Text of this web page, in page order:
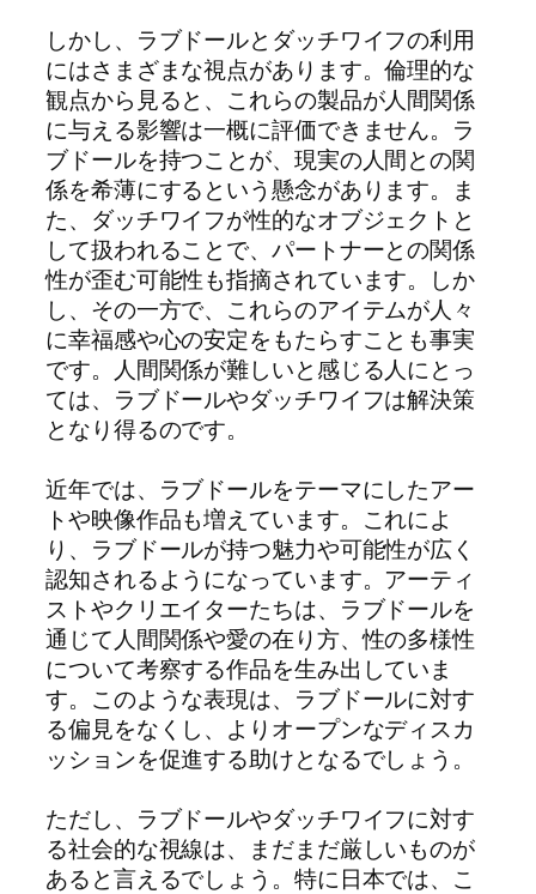
しかし、ラブドールとダッチワイフの利用
にはさまざまな視点があります。倫理的な
観点から見ると、これらの製品が人間関係
に与える影響は一概に評価できません。ラ
ブドールを持つことが、現実の人間との関
係を希薄にするという懸念があります。ま
た、ダッチワイフが性的なオブジェクトと
して扱われることで、パートナーとの関係
性が歪む可能性も指摘されています。しか
し、その一方で、これらのアイテムが人々
に幸福感や心の安定をもたらすことも事実
です。人間関係が難しいと感じる人にとっ
ては、ラブドールやダッチワイフは解決策
となり得るのです。
近年では、ラブドールをテーマにしたアー
トや映像作品も増えています。これによ
り、ラブドールが持つ魅力や可能性が広く
認知されるようになっています。アーティ
ストやクリエイターたちは、ラブドールを
通じて人間関係や愛の在り方、性の多様性
について考察する作品を生み出していま
す。このような表現は、ラブドールに対す
る偏見をなくし、よりオープンなディスカ
ッションを促進する助けとなるでしょう。
ただし、ラブドールやダッチワイフに対す
る社会的な視線は、まだまだ厳しいものが
あると言えるでしょう。特に日本では、こ